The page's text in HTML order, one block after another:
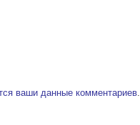
ваши данные комментариев.